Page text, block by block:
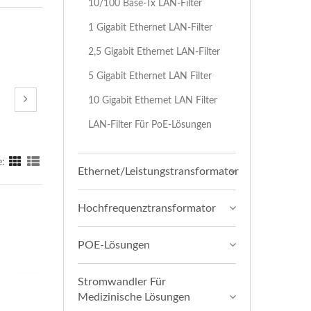
10/100 Base-Tx LAN-Filter
1 Gigabit Ethernet LAN-Filter
2,5 Gigabit Ethernet LAN-Filter
5 Gigabit Ethernet LAN Filter
10 Gigabit Ethernet LAN Filter
LAN-Filter Für PoE-Lösungen
Ethernet/Leistungstransformator
Hochfrequenztransformator
POE-Lösungen
Stromwandler Für
Medizinische Lösungen